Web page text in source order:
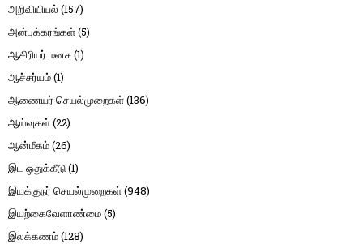
அறிவியியல் (157)
அன்புக்கரங்கள்(5)
ஆசிரியர் மனசு(1)
ஆச்சர்யம்(1)
ஆணையர் செயல்முறைகள்(136)
ஆய்வுகள்(22)
ஆன்மீகம்(26)
இட ஒதுக்கீடு(1)
இயக்குநர் செயல்முறைகள்(948)
இயற்கைவேளாண்மை(5)
இலக்கணம்(128)